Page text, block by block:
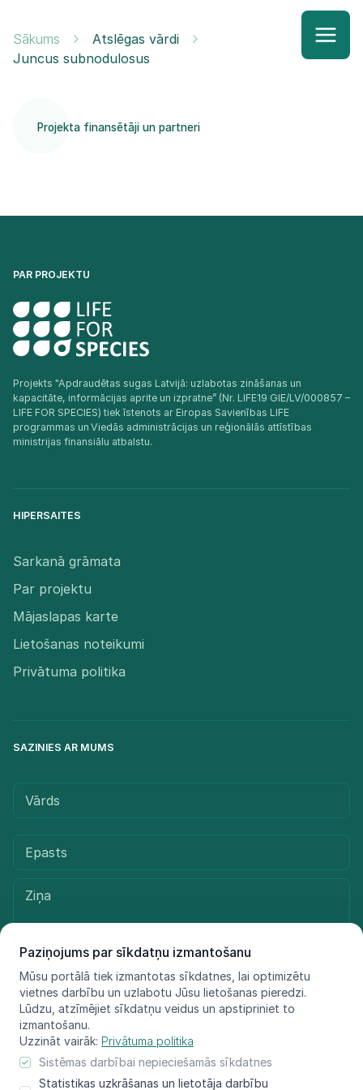
Paziņojums par sīkdatņu izmantošanu
Mūsu portālā tiek izmantotas sīkdatnes, lai optimizētu
vietnes darbību un uzlabotu Jūsu lietošanas pieredzi.
Lūdzu, atzīmējiet sīkdatņu veidus un apstipriniet to
izmantošanu.
Uzzināt vairāk: Privātuma politika
Sistēmas darbībai nepieciešamās sīkdatnes
Statistikas uzkrāšanas un lietotāja darbību
Sākums
Atslēgas vārdi
Juncus subnodulosus
Projekta finansētāji un partneri
PAR PROJEKTU
Projekts "Apdraudētas sugas Latvijā: uzlabotas zināšanas un
kapacitāte, informācijas aprite un izpratne” (Nr. LIFE19 GIE/LV/000857 –
LIFE FOR SPECIES) tiek īstenots ar Eiropas Savienības LIFE
programmas un Viedās administrācijas un reģionālās attīstības
ministrijas finansiālu atbalstu.​
HIPERSAITES
Sarkanā grāmata
Par projektu
Mājaslapas karte
Lietošanas noteikumi
Privātuma politika
SAZINIES AR MUMS
Sūtīt ziņu
© LIFE FOR SPECIES, 2021 - 2025
Informācija atspoguļo tikai projekta LIFE FOR SPECIES īstenotāju